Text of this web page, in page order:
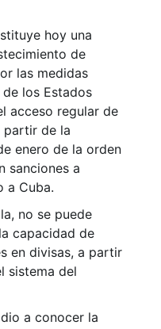
hoy una
de
las medidas
los Estados
acceso regular de
partir de la
enero de la orden
sanciones a
a Cuba.
no se puede
capacidad de
en divisas, a partir
sistema del
a conocer la